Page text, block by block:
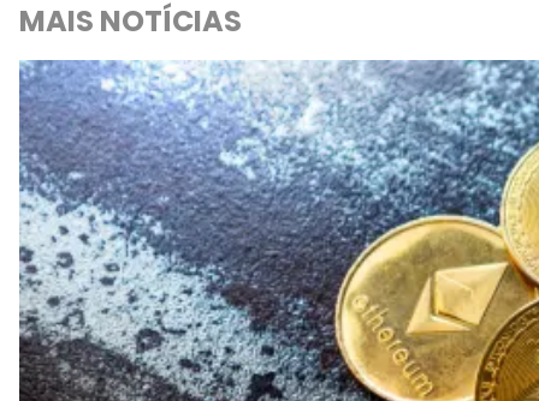
MAIS NOTÍCIAS